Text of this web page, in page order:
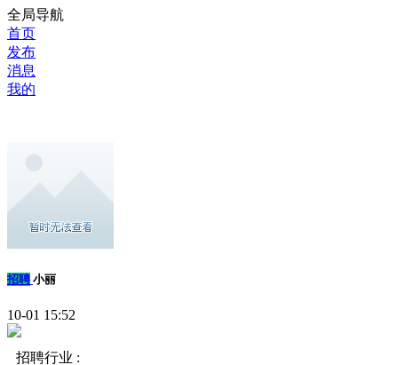
全局导航
首页
发布
消息
我的
招聘 小丽
10-01 15:52
招聘行业 :